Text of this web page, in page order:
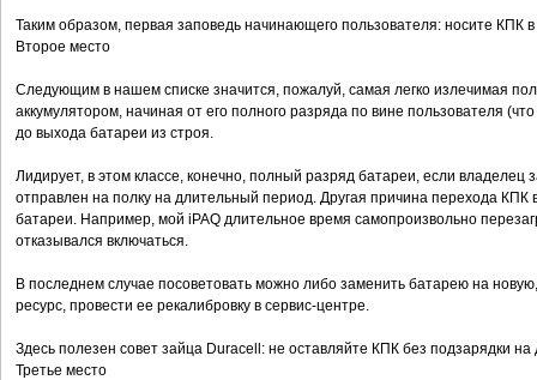
Таким образом, первая заповедь начинающего пользователя: носите КПК
Второе место
Следующим в нашем списке значится, пожалуй, самая легко излечимая
аккумулятором, начиная от его полного разряда по вине пользователя
до выхода батареи из строя.
Лидирует, в этом классе, конечно, полный разряд батареи, если
отправлен на полку на длительный период. Другая причина перехода КПК
батареи. Например, мой iPAQ длительное время самопроизвольно
отказывался включаться.
В последнем случае посоветовать можно либо заменить батарею на
ресурс, провести ее рекалибровку в сервис-центре.
Здесь полезен совет зайца Duracell: не оставляйте КПК без подзарядки на
Третье место